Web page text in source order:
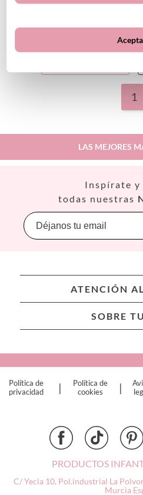
1
LAS MEJORES
Banwood
BIBS
Cristina de Jos'h
Djeco
Inspírate y
todas nuestras
ATENCIÓN
SOBRE
Política de
privacidad
|
Política de
cookies
|
PRODUCTOS
C/ Yecla 10, Pol.industrial La
Murcia